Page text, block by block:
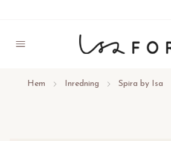
Hem Inredning Spira by Isa